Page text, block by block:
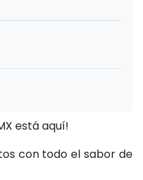
está aquí!
con todo el sabor de